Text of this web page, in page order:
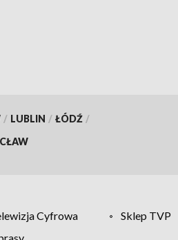
/ LUBLIN / ŁÓDŹ /
Cyfrowa
Sklep TVP